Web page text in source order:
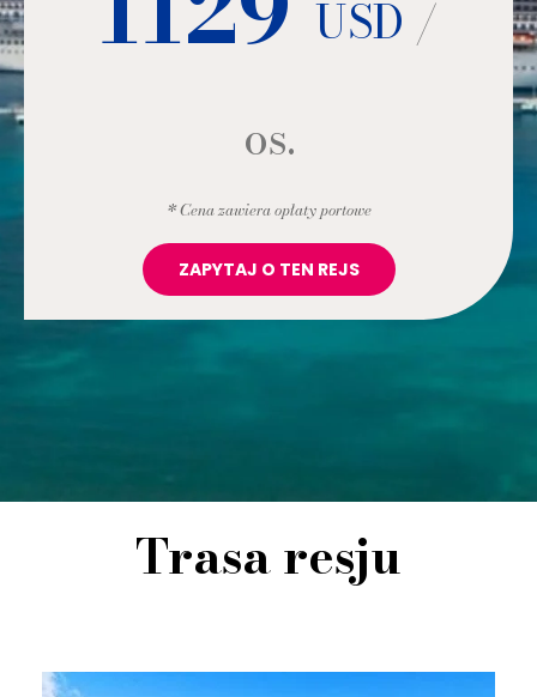
USD /
os.
* Cena zawiera opłaty portowe
ZAPYTAJ O TEN REJS
Trasa resju